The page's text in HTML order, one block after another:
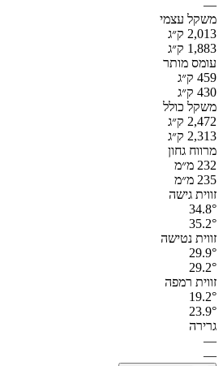
—
משקל עצמי
2,013 ק״ג
1,883 ק״ג
עומס מותר
459 ק״ג
430 ק״ג
משקל כולל
2,472 ק״ג
2,313 ק״ג
מרווח גחון
232 מ״מ
235 מ״מ
זווית גישה
34.8°
35.2°
זווית נטישה
29.9°
29.2°
זווית רמפה
19.2°
23.9°
גרירה
—
—